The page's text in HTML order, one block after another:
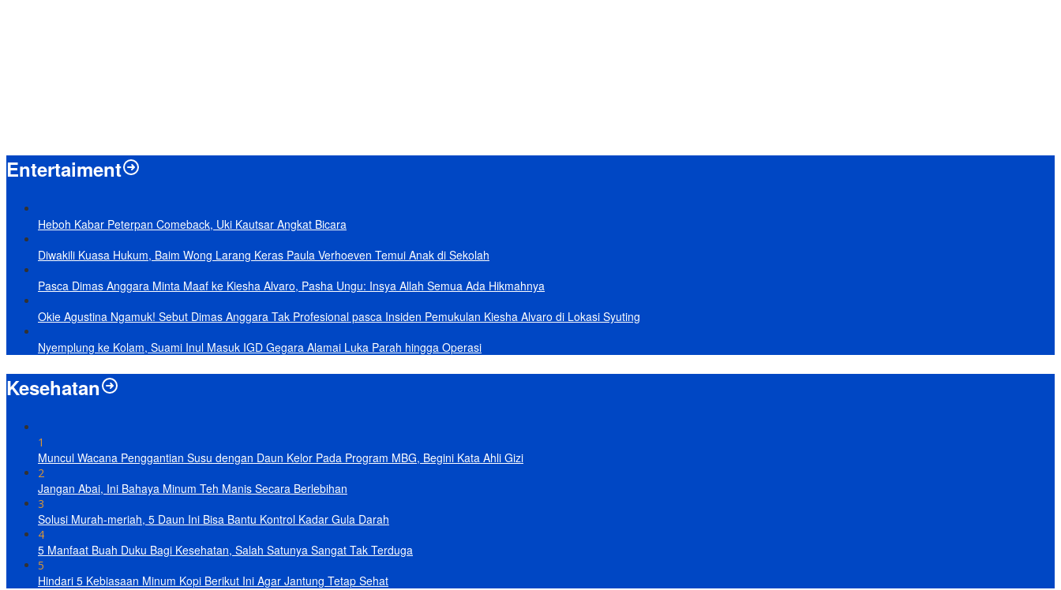
Entertaiment
Heboh Kabar Peterpan Comeback, Uki Kautsar Angkat Bicara
Diwakili Kuasa Hukum, Baim Wong Larang Keras Paula Verhoeven Temui Anak di Sekolah
Pasca Dimas Anggara Minta Maaf ke Kiesha Alvaro, Pasha Ungu: Insya Allah Semua Ada Hikmahnya
Okie Agustina Ngamuk! Sebut Dimas Anggara Tak Profesional pasca Insiden Pemukulan Kiesha Alvaro di Lokasi Syuting
Nyemplung ke Kolam, Suami Inul Masuk IGD Gegara Alamai Luka Parah hingga Operasi
Kesehatan
1
Muncul Wacana Penggantian Susu dengan Daun Kelor Pada Program MBG, Begini Kata Ahli Gizi
2
Jangan Abai, Ini Bahaya Minum Teh Manis Secara Berlebihan
3
Solusi Murah-meriah, 5 Daun Ini Bisa Bantu Kontrol Kadar Gula Darah
4
5 Manfaat Buah Duku Bagi Kesehatan, Salah Satunya Sangat Tak Terduga
5
Hindari 5 Kebiasaan Minum Kopi Berikut Ini Agar Jantung Tetap Sehat